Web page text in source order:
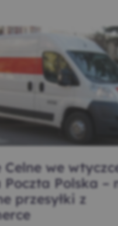
Celne we
Polska –
przesyłki z